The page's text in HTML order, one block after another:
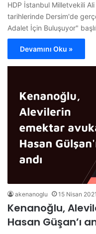
HDP İstanbul Milletvekili
tarihlerinde Dersim'de
Adalet İçin Buluşuyor"
Devamını Oku »
akenanoglu 15 Nisan 2021
Kenanoğlu,
Hasan Güşan’ı